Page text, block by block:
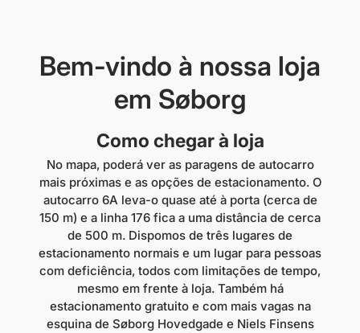
Bem-vindo à nossa loja
em Søborg
Como chegar à loja
No mapa, poderá ver as paragens de autocarro
mais próximas e as opções de estacionamento. O
autocarro 6A leva-o quase até à porta (cerca de
150 m) e a linha 176 fica a uma distância de cerca
de 500 m. Dispomos de três lugares de
estacionamento normais e um lugar para pessoas
com deficiência, todos com limitações de tempo,
mesmo em frente à loja. Também há
estacionamento gratuito e com mais vagas na
esquina de Søborg Hovedgade e Niels Finsens